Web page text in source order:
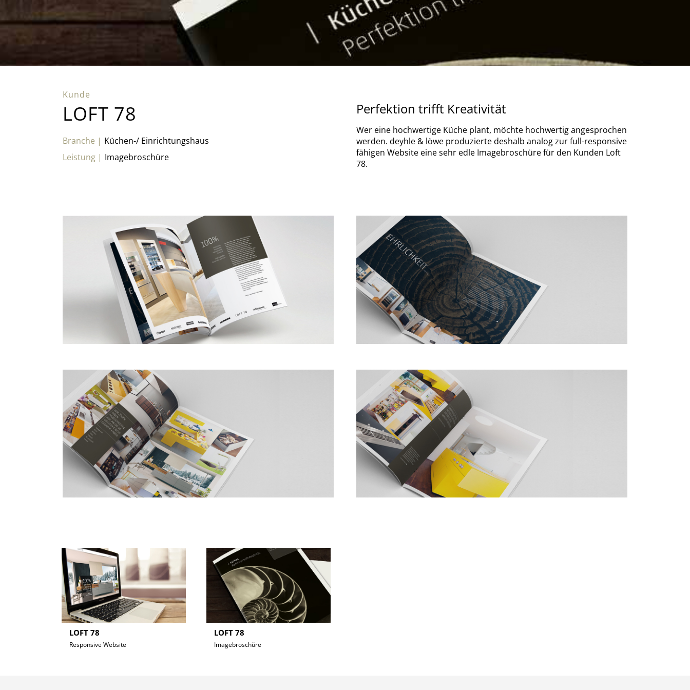
LOFT 78
Küchen-/ Einrichtungshaus
Imagebroschüre
Perfektion trifft Kreativität
Wer eine hochwertige Küche plant, möchte hochwertig angesprochen
werden. deyhle & löwe produzierte deshalb analog zur full-responsive
fähigen Website eine sehr edle Imagebroschüre für den Kunden Loft
78.
LOFT 78
Responsive Website
LOFT 78
Imagebroschüre